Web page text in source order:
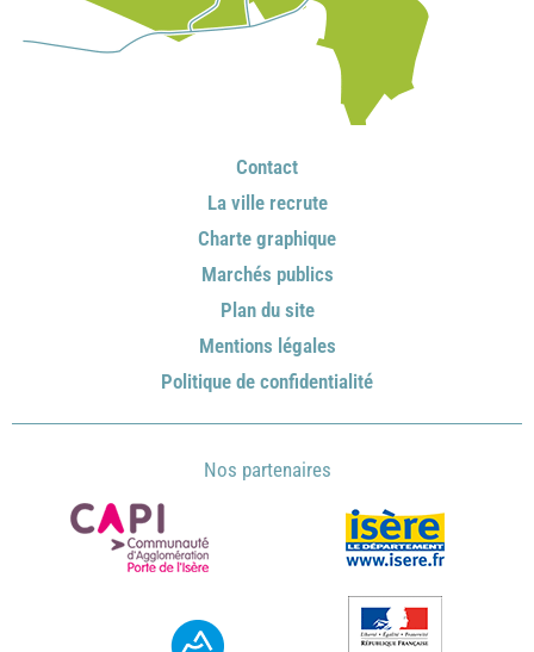
Contact
La ville recrute
Charte graphique
Marchés publics
Plan du site
Mentions légales
Politique de confidentialité
Nos partenaires